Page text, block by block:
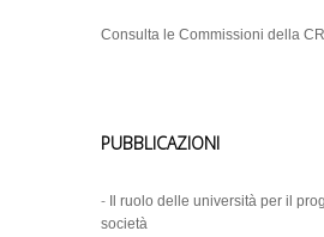
Consulta le Commissioni della
PUBBLICAZIONI
-
Il ruolo delle università per il
società